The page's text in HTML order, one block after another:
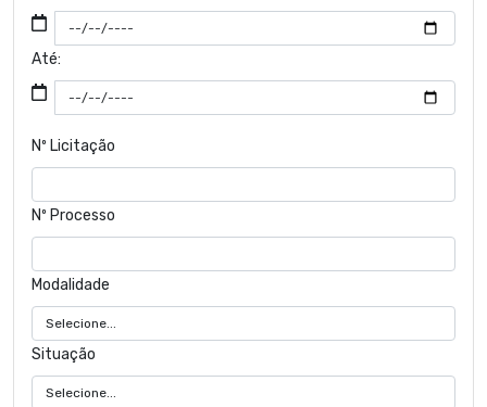
Até:
Nº Licitação
Nº Processo
Modalidade
Situação